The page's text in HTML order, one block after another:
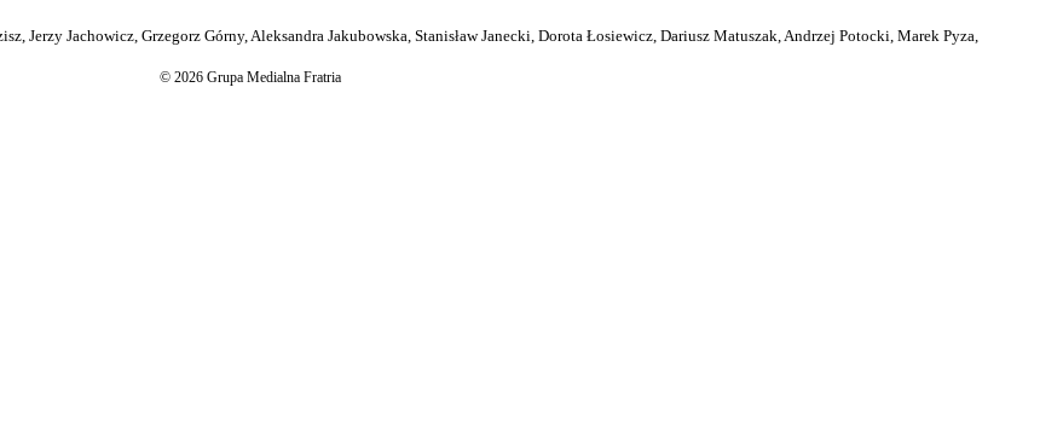
Jerzy Jachowicz, Grzegorz Górny, Aleksandra Jakubowska, Stanisław Janecki, Dorota Łosiewicz, Dariusz Matuszak, Andrzej Potocki, Marek Pyza,
© 2026 Grupa Medialna Fratria